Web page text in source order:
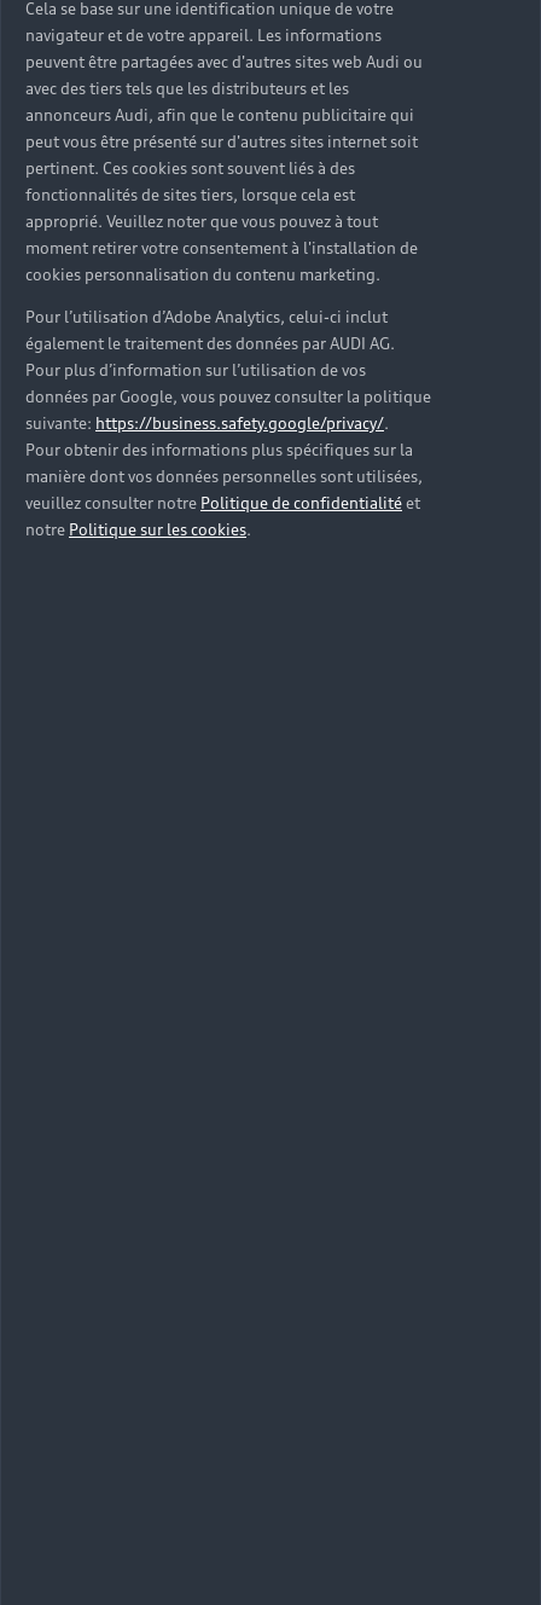
Cela se base sur une identification unique de votre
navigateur et de votre appareil. Les informations
peuvent être partagées avec d'autres sites web Audi ou
avec des tiers tels que les distributeurs et les
annonceurs Audi, afin que le contenu publicitaire qui
peut vous être présenté sur d'autres sites internet soit
pertinent. Ces cookies sont souvent liés à des
fonctionnalités de sites tiers, lorsque cela est
approprié. Veuillez noter que vous pouvez à tout
moment retirer votre consentement à l'installation de
cookies personnalisation du contenu marketing.
Pour l’utilisation d’Adobe Analytics, celui-ci inclut
également le traitement des données par AUDI AG.
Pour plus d’information sur l’utilisation de vos
données par Google, vous pouvez consulter la politique
suivante: https://business.safety.google/privacy/.
Pour obtenir des informations plus spécifiques sur la
manière dont vos données personnelles sont utilisées,
veuillez consulter notre Politique de confidentialitéet
notre Politique sur les cookies.